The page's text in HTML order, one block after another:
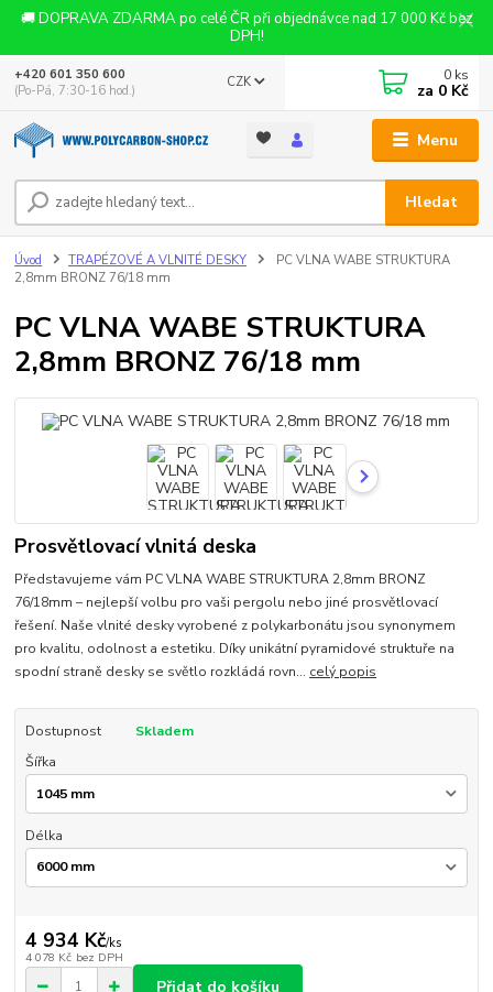
🚚 DOPRAVA ZDARMA po celé ČR při objednávce nad 17 000 Kč bez
DPH!
Menu
CZK
Hledat
+420 601 350 600
(Po-Pá, 7:30-16 hod.)
0 ks
za 0 Kč
Úvod TRAPÉZOVÉ A VLNITÉ DESKY
PC VLNA WABE STRUKTURA
2,8mm BRONZ 76/18 mm
PC VLNA WABE STRUKTURA
2,8mm BRONZ 76/18 mm
Prosvětlovací vlnitá deska
Představujeme vám PC VLNA WABE STRUKTURA 2,8mm BRONZ
76/18mm – nejlepší volbu pro vaši pergolu nebo jiné prosvětlovací
řešení. Naše vlnité desky vyrobené z polykarbonátu jsou synonymem
pro kvalitu, odolnost a estetiku. Díky unikátní pyramidové struktuře na
spodní straně desky se světlo rozkládá rovn... celý popis
Dostupnost
Skladem
Šířka
Délka
4 934 Kč/ks
4 078 Kč bez DPH
Přidat do košíku